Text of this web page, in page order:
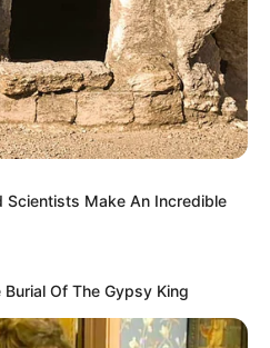
Scientists Make An Incredible
Of The Gypsy King